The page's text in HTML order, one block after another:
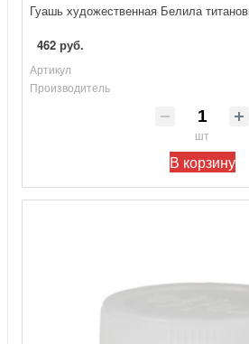
Гуашь художественная Белила
462 руб.
Артикул
Производитель
шт
В корзину